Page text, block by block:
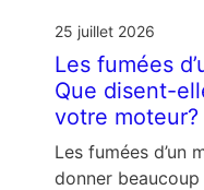
25 juillet 2026
Les fumées
Que disent-
votre moteur?
Les fumées d’un
donner beaucoup